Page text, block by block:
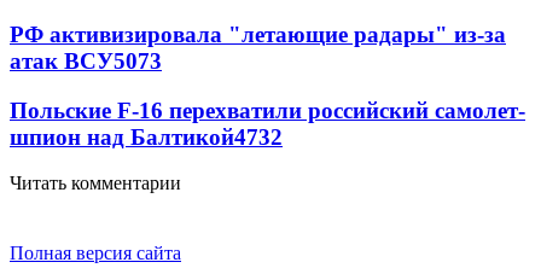
РФ активизировала "летающие радары" из-за
атак ВСУ5073
Польские F-16 перехватили российский самолет-
шпион над Балтикой4732
Читать комментарии
Полная версия сайта